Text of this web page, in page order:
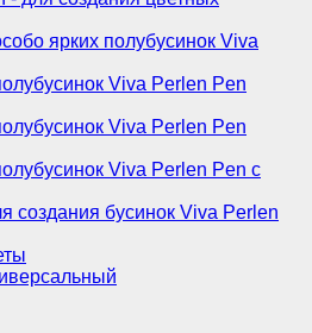
ярких полубусинок Viva
Viva Perlen Pen
Viva Perlen Pen
Viva Perlen Pen с
создания бусинок Viva Perlen